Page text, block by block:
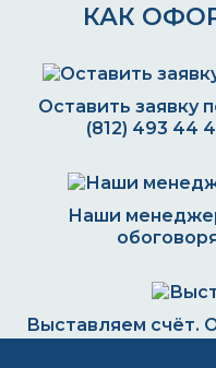
КАК
Оставить заявку
(812) 493 44
Наши
Выставляем счёт.